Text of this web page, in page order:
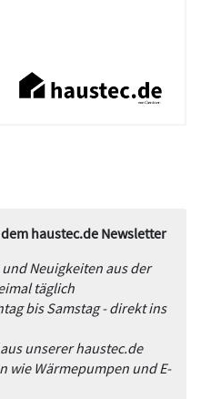
haustec.de Newsletter
Neuigkeiten aus der
täglich
bis Samstag - direkt ins
unserer haustec.de
wie Wärmepumpen und E-